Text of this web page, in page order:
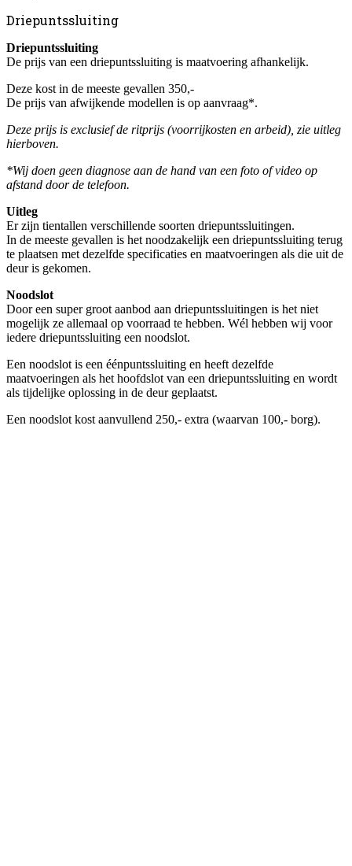
Driepuntssluiting
Driepuntssluiting
De prijs van een driepuntssluiting is maatvoering afhankelijk.
Deze kost in de meeste gevallen 350,-
De prijs van afwijkende modellen is op aanvraag*.
Deze prijs is exclusief de ritprijs (voorrijkosten en arbeid), zie uitleg
hierboven.
*Wij doen geen diagnose aan de hand van een foto of video op
afstand door de telefoon.
Uitleg
Er zijn tientallen verschillende soorten driepuntssluitingen.
In de meeste gevallen is het noodzakelijk een driepuntssluiting terug
te plaatsen met dezelfde specificaties en maatvoeringen als die uit de
deur is gekomen.
Noodslot
Door een super groot aanbod aan driepuntssluitingen is het niet
mogelijk ze allemaal op voorraad te hebben. Wél hebben wij voor
iedere driepuntssluiting een noodslot.
Een noodslot is een éénpuntssluiting en heeft dezelfde
maatvoeringen als het hoofdslot van een driepuntssluiting en wordt
als tijdelijke oplossing in de deur geplaatst.
Een noodslot kost aanvullend 250,- extra (waarvan 100,- borg).